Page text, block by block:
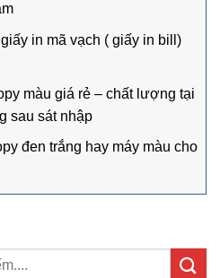
in mã vạch ( giấy in bill)
màu giá rẻ – chất lượng tại
sau sát nhập
đen trắng hay máy màu cho